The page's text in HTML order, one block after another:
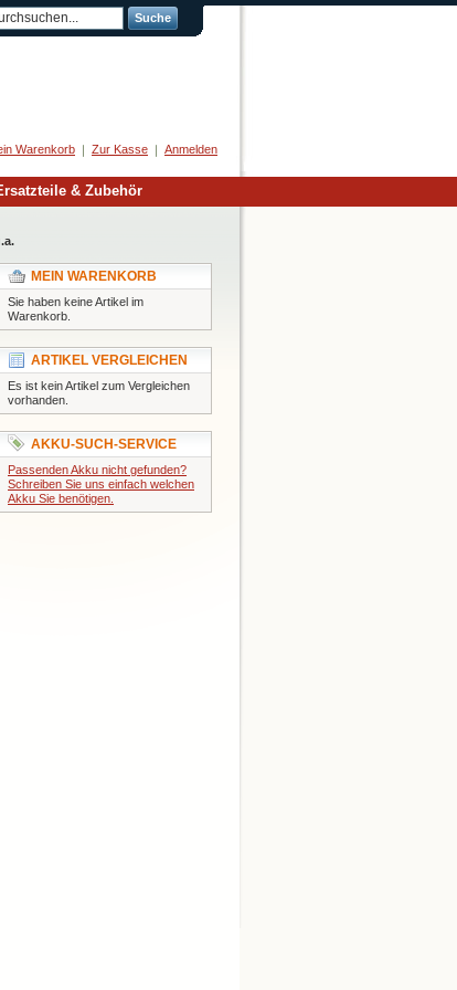
Suche
Warenkorb Zur Kasse Anmelden
& Zubehör
MEIN WARENKORB
Sie haben keine Artikel im
Warenkorb.
ARTIKEL VERGLEICHEN
Es ist kein Artikel zum Vergleichen
vorhanden.
AKKU-SUCH-SERVICE
Passenden Akku nicht gefunden?
Schreiben Sie uns einfach welchen
Akku Sie benötigen.